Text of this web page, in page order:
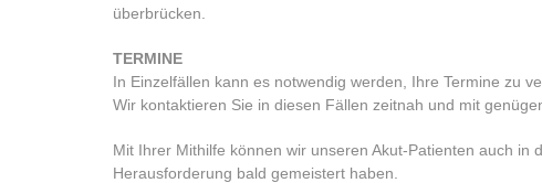
überbrücken.
TERMINE
In Einzelfällen kann es notwendig werden, Ihre Termine zu
Wir kontaktieren Sie in diesen Fällen zeitnah und mit
Mit Ihrer Mithilfe können wir unseren Akut-Patienten auch
Herausforderung bald gemeistert haben.